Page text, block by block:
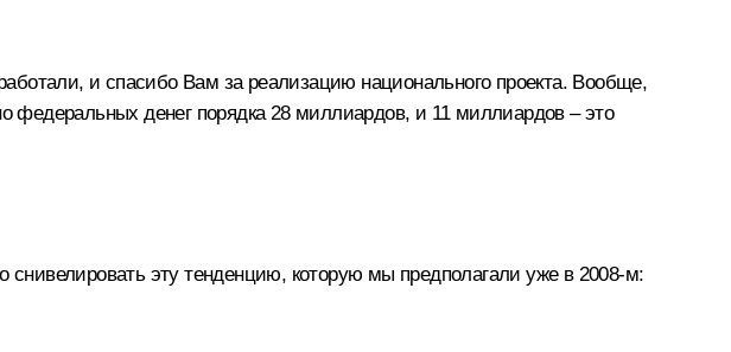
и спасибо Вам за реализацию национального проекта. Вообще,
федеральных денег порядка 28 миллиардов, и 11 миллиардов – это
эту тенденцию, которую мы предполагали уже в 2008-м: